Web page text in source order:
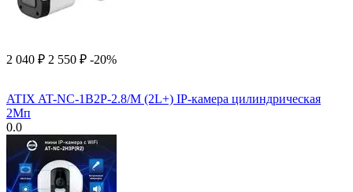
2 040 ₽ 2 550 ₽ -20%
ATIX AT-NC-1B2P-2.8/M (2L+) IP-камера цилиндрическая
2Мп
0.0